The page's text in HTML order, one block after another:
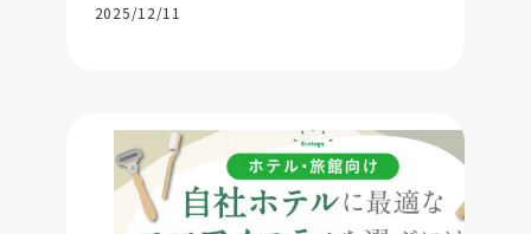
2025/12/11